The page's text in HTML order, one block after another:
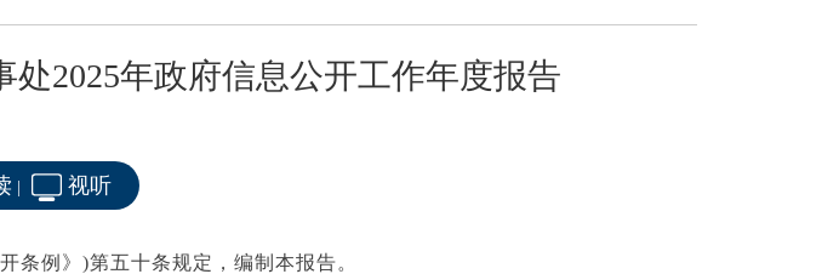
2025年政府信息公开工作年度报告
视听
例》)第五十条规定，编制本报告。